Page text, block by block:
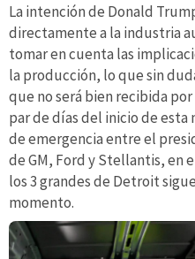
La intención de Donald
directamente a la industria
tomar en cuenta las
la producción, lo que sin
que no será bien recibida
par de días del inicio de esta
de emergencia entre el
de GM, Ford y Stellantis, en
los 3 grandes de Detroit
momento.